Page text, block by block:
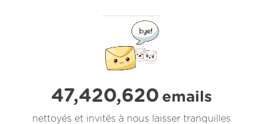
47,420,622 emails
nettoyés et invités à nous laisser tranquilles